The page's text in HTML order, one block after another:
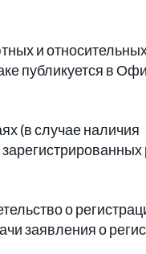
и
публикуется в
(в случае наличия
о
заявления о